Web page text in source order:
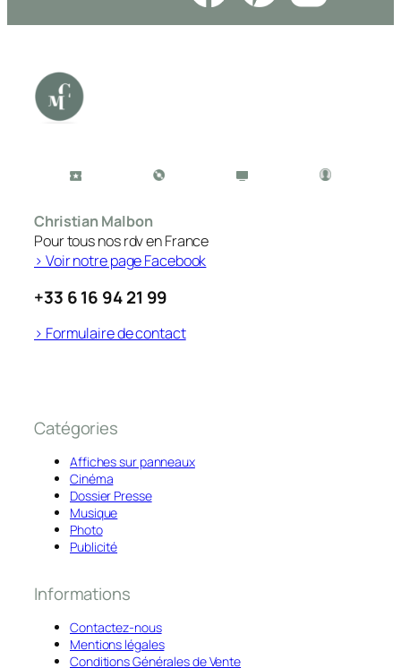
Christian Malbon
Pour tous nos rdv en France
> Voir notre page Facebook
+33 6 16 94 21 99
> Formulaire de contact
Catégories
Affiches sur panneaux
Cinéma
Dossier Presse
Musique
Photo
Publicité
Informations
Contactez-nous
Mentions légales
Conditions Générales de Vente